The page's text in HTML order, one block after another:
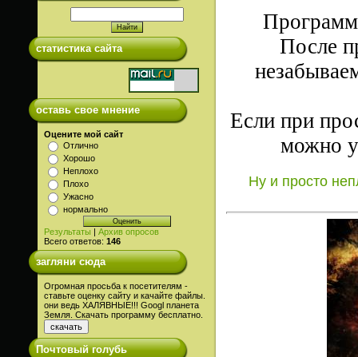
статистика сайта
оставь свое мнение
Оцените мой сайт
Отлично
Хорошо
Неплохо
Плохо
Ужасно
нормально
Результаты | Архив опросов
Всего ответов: 146
загляни сюда
Огромная просьба к посетителям -
ставьте оценку сайту и качайте файлы.
они ведь ХАЛЯВНЫЕ!!! Googl планета
Земля. Скачать программу бесплатно.
Почтовый голубь
После
Если при
можно
Ну и просто